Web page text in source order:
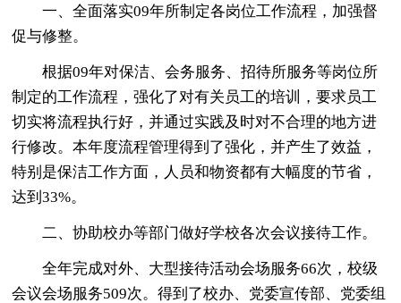
一、全面落实09年所制定各岗位工作流程，加强督
促与修整。
根据09年对保洁、会务服务、招待所服务等岗位所
制定的工作流程，强化了对有关员工的培训，要求员工
切实将流程执行好，并通过实践及时对不合理的地方进
行修改。本年度流程管理得到了强化，并产生了效益，
特别是保洁工作方面，人员和物资都有大幅度的节省，
达到33%。
二、协助校办等部门做好学校各次会议接待工作。
全年完成对外、大型接待活动会场服务66次，校级
会议会场服务509次。得到了校办、党委宣传部、党委组